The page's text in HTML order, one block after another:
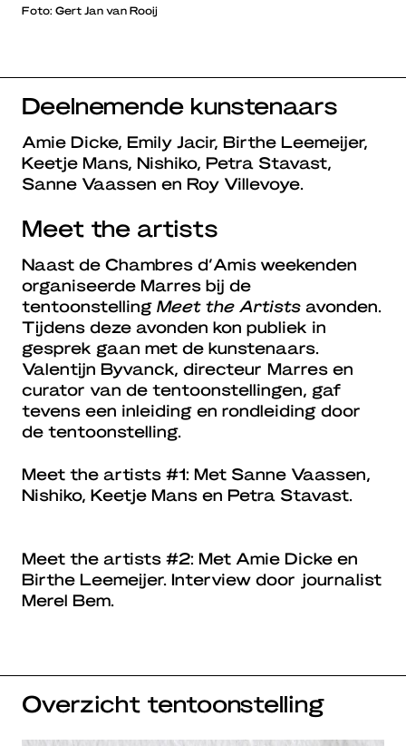
Foto: Gert Jan van Rooij
Deelnemende kunstenaars
Amie Dicke, Emily Jacir, Birthe Leemeijer,
Keetje Mans, Nishiko, Petra Stavast,
Sanne Vaassen en Roy Villevoye.
Meet the artists
Naast de Chambres d’Amis weekenden
organiseerde Marres bij de
tentoonstelling Meet the Artists avonden.
Tijdens deze avonden kon publiek in
gesprek gaan met de kunstenaars.
Valentijn Byvanck, directeur Marres en
curator van de tentoonstellingen, gaf
tevens een inleiding en rondleiding door
de tentoonstelling.
Meet the artists #1: Met Sanne Vaassen,
Nishiko, Keetje Mans en Petra Stavast.
Meet the artists #2: Met Amie Dicke en
Birthe Leemeijer. Interview door journalist
Merel Bem.
Overzicht tentoonstelling